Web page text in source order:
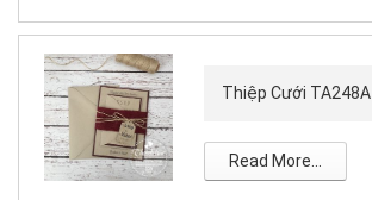
Thiệp Cưới TA248A
Read More...